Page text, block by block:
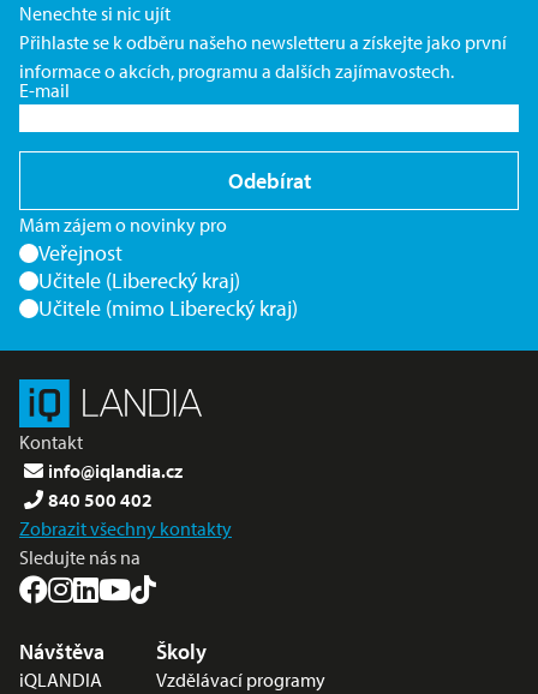
Nenechte si nic ujít
Přihlaste se k odběru našeho newsletteru a získejte jako první
informace o akcích, programu a dalších zajímavostech.
E-mail
Odebírat
Mám zájem o novinky pro
Veřejnost
Učitele (Liberecký kraj)
Učitele (mimo Liberecký kraj)
Kontakt
info@iqlandia.cz
840 500 402
Zobrazit všechny kontakty
Sledujte nás na
Nabídka v zápatí
Návštěva
iQLANDIA
Školy
Vzdělávací programy